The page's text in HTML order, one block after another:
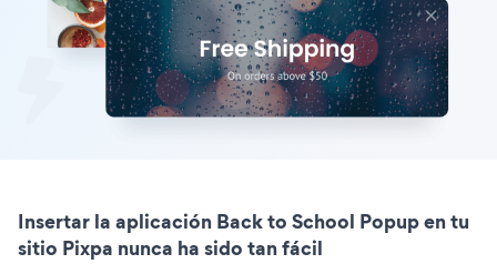
Insertar la aplicación Back to School Popup en tu
sitio Pixpa nunca ha sido tan fácil